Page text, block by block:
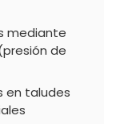
mediante
de
en taludes